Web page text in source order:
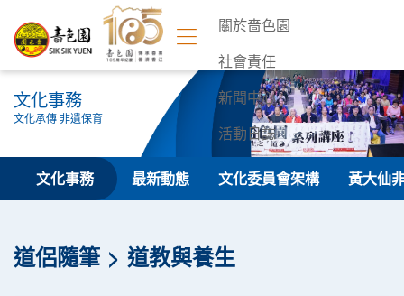
關於嗇色園
社會責任
新聞中心
活動日誌
聯絡我們
文化事務
文化承傳 非遺保育
文化事務 最新動態 文化委員會架構 黃大仙
道侶隨筆 道教與養生